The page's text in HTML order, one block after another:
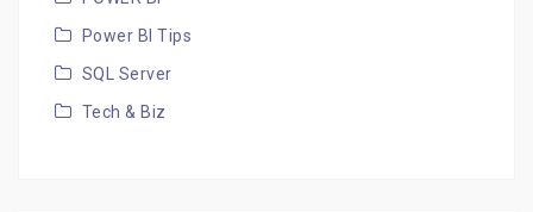
Power BI Tips
SQL Server
Tech & Biz